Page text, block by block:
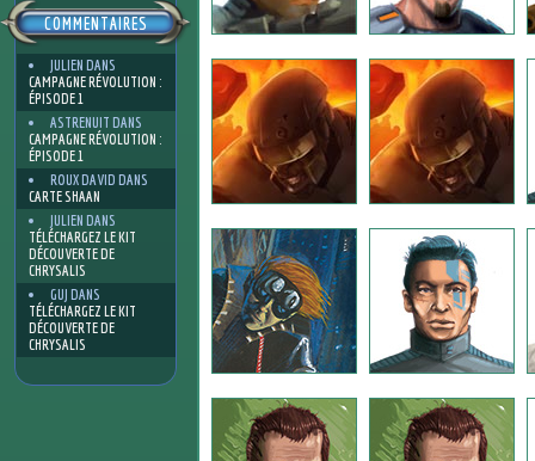
COMMENTAIRES
JULIEN DANS
CAMPAGNE RÉVOLUTION :
ÉPISODE 1
ASTRENUIT DANS
CAMPAGNE RÉVOLUTION :
ÉPISODE 1
ROUX DAVID DANS
CARTE SHAAN
JULIEN DANS
TÉLÉCHARGEZ LE KIT
DÉCOUVERTE DE
CHRYSALIS
GUJ DANS
TÉLÉCHARGEZ LE KIT
DÉCOUVERTE DE
CHRYSALIS